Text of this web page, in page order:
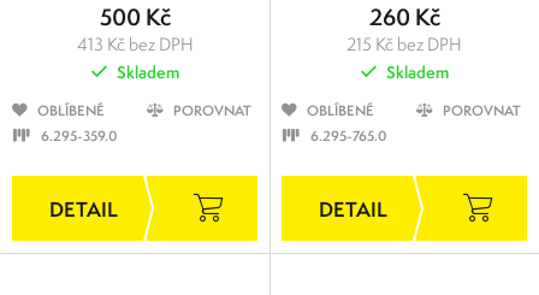
500 Kč
413 Kč bez DPH
Skladem
OBLÍBENÉ
POROVNAT
6.295-359.0
260 Kč
215 Kč bez DPH
Skladem
OBLÍBENÉ
POROVNAT
6.295-765.0